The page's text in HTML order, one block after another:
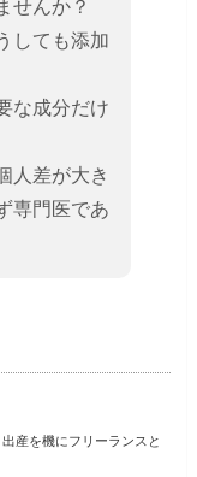
せんか？
しても添加
な成分だけ
人差が大き
専門医であ
産を機にフリーランスと